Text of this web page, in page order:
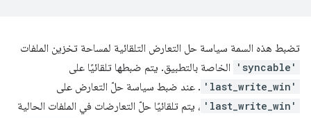
تضبط هذه السمة سياسة حل التعارض التلقائية لمساحة تخزين الملفات
'syncable' الخاصة بالتطبيق. يتم ضبطها تلقائيًا على
'last_write_win' . عند ضبط سياسة حلّ التعارض على
'last_write_win' ، يتم تلقائيًا حلّ التعارضات في الملفات الحالية